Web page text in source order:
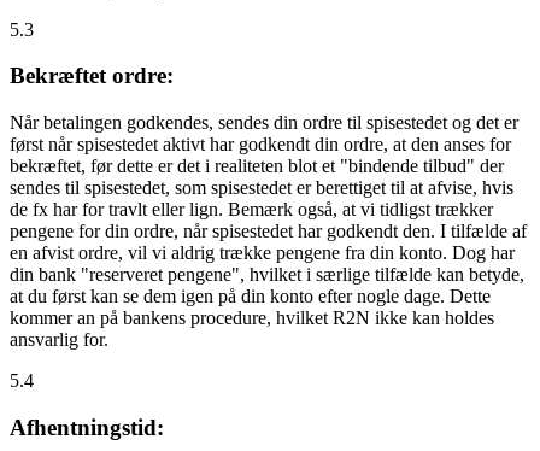
5.3
Bekræftet ordre:
Når betalingen godkendes, sendes din ordre til spisestedet og det er
først når spisestedet aktivt har godkendt din ordre, at den anses for
bekræftet, før dette er det i realiteten blot et "bindende tilbud" der
sendes til spisestedet, som spisestedet er berettiget til at afvise, hvis
de fx har for travlt eller lign. Bemærk også, at vi tidligst trækker
pengene for din ordre, når spisestedet har godkendt den. I tilfælde af
en afvist ordre, vil vi aldrig trække pengene fra din konto. Dog har
din bank "reserveret pengene", hvilket i særlige tilfælde kan betyde,
at du først kan se dem igen på din konto efter nogle dage. Dette
kommer an på bankens procedure, hvilket R2N ikke kan holdes
ansvarlig for.
5.4
Afhentningstid: